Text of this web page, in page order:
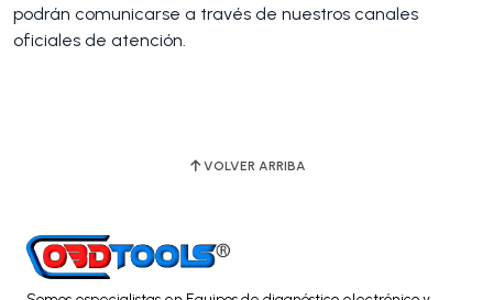
podrán comunicarse a través de nuestros canales
oficiales de atención.
VOLVER ARRIBA